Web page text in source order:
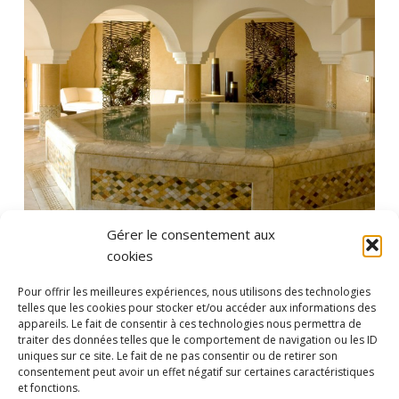
Gérer le consentement aux
cookies
Pour offrir les meilleures expériences, nous utilisons des technologies
telles que les cookies pour stocker et/ou accéder aux informations des
appareils. Le fait de consentir à ces technologies nous permettra de
traiter des données telles que le comportement de navigation ou les ID
uniques sur ce site. Le fait de ne pas consentir ou de retirer son
consentement peut avoir un effet négatif sur certaines caractéristiques
et fonctions.